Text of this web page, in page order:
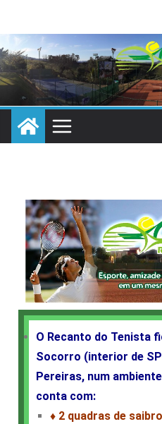
O Recanto do Tenista
Socorro (interior de
Pereiras, num
conta com:
♦ 2 quadras de